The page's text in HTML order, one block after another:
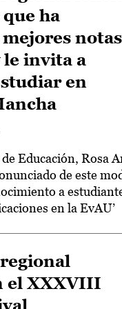
ha
notas
le invita a
en
Educación, Rosa
de este
a
en la EvAU’
el XXXVIII